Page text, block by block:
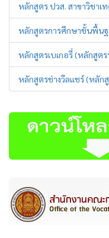
หลักสูตร ปวส. สาขาวิชาเ
หลักสูตรการศึกษาชั้นพื้น
หลักสูตรเบเกอรี่ (หลักสูต
หลักสูตรช่างวีลแชร์ (หลัก